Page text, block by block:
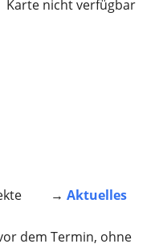
Karte nicht verfügbar
→ Aktuelles
dem Termin, ohne